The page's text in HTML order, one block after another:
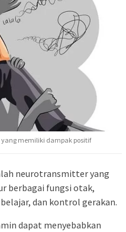
memiliki dampak positif
neurotransmitter yang
berbagai fungsi otak,
dan kontrol gerakan.
dapat menyebabkan